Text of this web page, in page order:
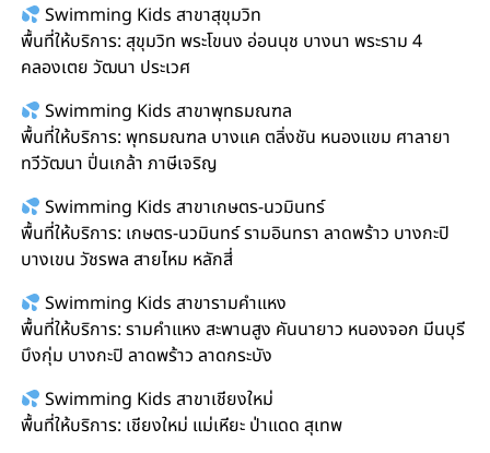
Swimming Kids สาขาสุขุมวิท
พื้นที่ให้บริการ: สุขุมวิท พระโขนง อ่อนนุช บางนา พระราม 4
คลองเตย วัฒนา ประเวศ
Swimming Kids สาขาพุทธมณฑล
พื้นที่ให้บริการ: พุทธมณฑล บางแค ตลิ่งชัน หนองแขม ศาลายา
ทวีวัฒนา ปิ่นเกล้า ภาษีเจริญ
Swimming Kids สาขาเกษตร-นวมินทร์
พื้นที่ให้บริการ: เกษตร-นวมินทร์ รามอินทรา ลาดพร้าว บางกะปิ
บางเขน วัชรพล สายไหม หลักสี่
Swimming Kids สาขารามคำแหง
พื้นที่ให้บริการ: รามคำแหง สะพานสูง คันนายาว หนองจอก มีนบุรี
บึงกุ่ม บางกะปิ ลาดพร้าว ลาดกระบัง
Swimming Kids สาขาเชียงใหม่
พื้นที่ให้บริการ: เชียงใหม่ แม่เหียะ ป่าแดด สุเทพ